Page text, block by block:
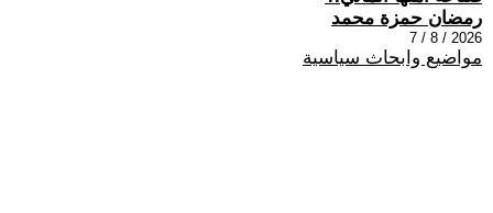
رمضان حمزة محمد
2026 / 8 / 7
مواضيع وابحاث سياسية